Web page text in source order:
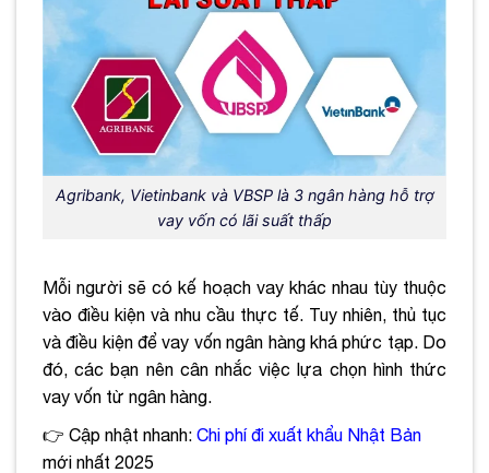
Agribank, Vietinbank và VBSP là 3 ngân hàng hỗ trợ
vay vốn có lãi suất thấp
Mỗi người sẽ có kế hoạch vay khác nhau tùy thuộc
vào điều kiện và nhu cầu thực tế. Tuy nhiên, thủ tục
và điều kiện để vay vốn ngân hàng khá phức tạp. Do
đó, các bạn nên cân nhắc việc lựa chọn hình thức
vay vốn từ ngân hàng.
👉 Cập nhật nhanh: Chi phí đi xuất khẩu Nhật Bản
mới nhất 2025